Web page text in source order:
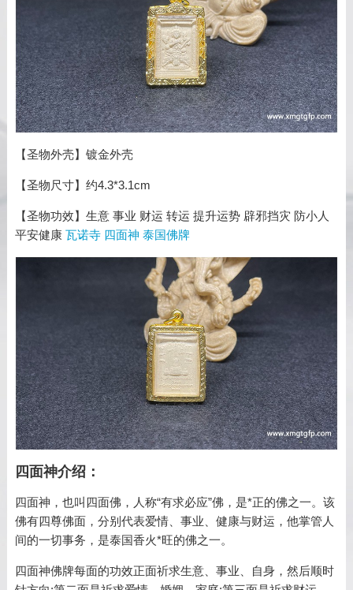
【圣物外壳】镀金外壳
【圣物尺寸】约4.3*3.1cm
【圣物功效】生意 事业 财运 转运 提升运势 辟邪挡灾 防小人
平安健康 瓦诺寺 四面神 泰国佛牌
四面神介绍：
四面神，也叫四面佛，人称“有求必应”佛，是*正的佛之一。该
佛有四尊佛面，分别代表爱情、事业、健康与财运，他掌管人
间的一切事务，是泰国香火*旺的佛之一。
四面神佛牌每面的功效正面祈求生意、事业、自身，然后顺时